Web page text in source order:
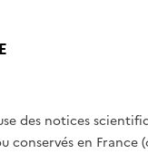
des notices
conservés en France